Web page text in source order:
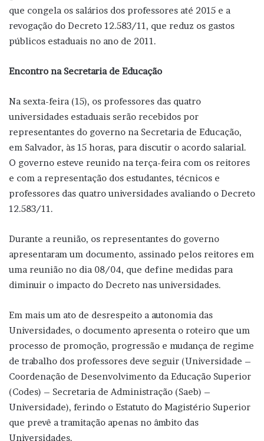
que congela os salários dos professores até 2015 e a
revogação do Decreto 12.583/11, que reduz os gastos
públicos estaduais no ano de 2011.
Encontro na Secretaria de Educação
Na sexta-feira (15), os professores das quatro
universidades estaduais serão recebidos por
representantes do governo na Secretaria de Educação,
em Salvador, às 15 horas, para discutir o acordo salarial.
O governo esteve reunido na terça-feira com os reitores
e com a representação dos estudantes, técnicos e
professores das quatro universidades avaliando o Decreto
12.583/11.
Durante a reunião, os representantes do governo
apresentaram um documento, assinado pelos reitores em
uma reunião no dia 08/04, que define medidas para
diminuir o impacto do Decreto nas universidades.
Em mais um ato de desrespeito a autonomia das
Universidades, o documento apresenta o roteiro que um
processo de promoção, progressão e mudança de regime
de trabalho dos professores deve seguir (Universidade –
Coordenação de Desenvolvimento da Educação Superior
(Codes) – Secretaria de Administração (Saeb) –
Universidade), ferindo o Estatuto do Magistério Superior
que prevê a tramitação apenas no âmbito das
Universidades.